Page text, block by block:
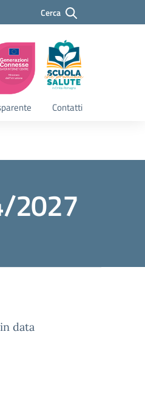
Cerca
Cerca
Contatti
2027
data